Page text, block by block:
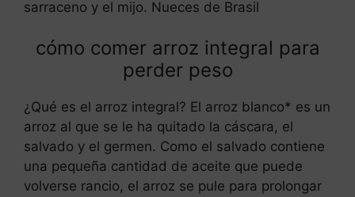
sarraceno y el mijo. Nueces de Brasil
cómo comer arroz integral para
perder peso
¿Qué es el arroz integral? El arroz blanco* es un
arroz al que se le ha quitado la cáscara, el
salvado y el germen. Como el salvado contiene
una pequeña cantidad de aceite que puede
volverse rancio, el arroz se pule para prolongar